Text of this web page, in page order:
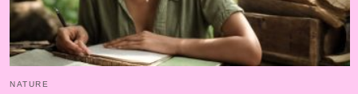
NATURE